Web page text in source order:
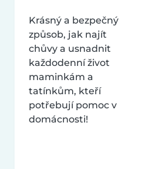
Krásný a bezpečný
způsob, jak najít
chůvy a usnadnit
každodenní život
maminkám a
tatínkům, kteří
potřebují pomoc v
domácnosti!